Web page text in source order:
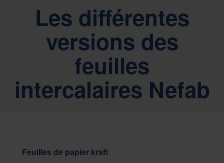
Les différentes
versions des
feuilles
intercalaires Nefab
Feuilles de papier kraft